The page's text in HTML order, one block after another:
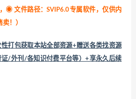
◉ 文件路径：SVIP6.0专属软件，仅供内
！ ）
性打包获取本站全部资源+赠送各类找资源
/外刊/各知识付费平台等）+享永久后续